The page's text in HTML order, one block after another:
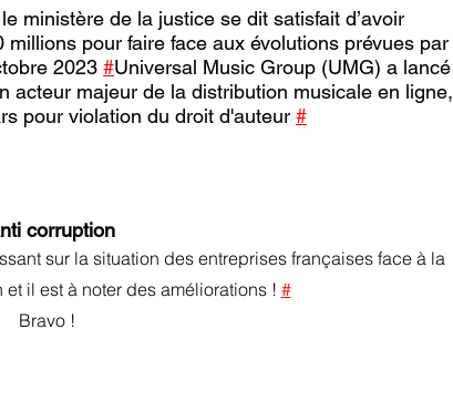
ministère de la justice se dit satisfait d’avoir
pour faire face aux évolutions prévues par
2023 #Universal Music Group (UMG) a lancé
acteur majeur de la distribution musicale en ligne,
pour violation du droit d'auteur #
corruption
sur la situation des entreprises françaises face à la
il est à noter des améliorations ! #
Bravo !